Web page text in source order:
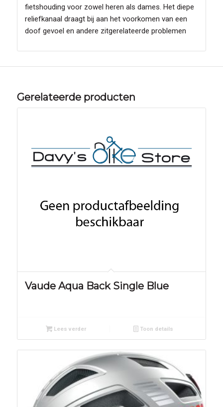
fietshouding voor zowel heren als dames. Het diepe
reliefkanaal draagt bij aan het voorkomen van een
doof gevoel en andere zitgerelateerde problemen
Gerelateerde producten
Vaude Aqua Back Single Blue
Lees verder Toon details